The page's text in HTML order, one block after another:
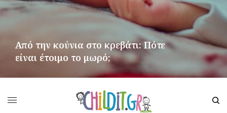
Από την κούνια στο κρεβάτι: Πότε
είναι έτοιμο το μωρό;